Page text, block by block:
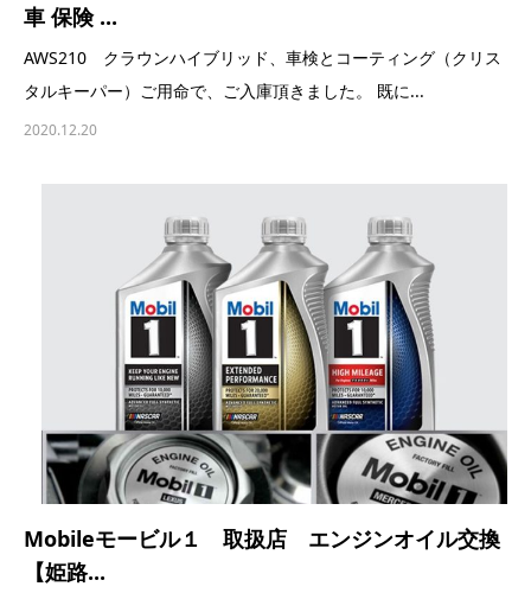
車 保険 ...
AWS210 クラウンハイブリッド、車検とコーティング（クリス
タルキーパー）ご用命で、ご入庫頂きました。 既に...
2020.12.20
Mobileモービル１ 取扱店 エンジンオイル交換
【姫路...